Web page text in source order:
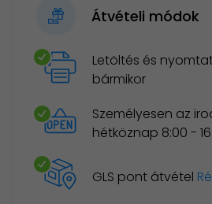
Átvételi módok
Letöltés és
bármikor
Személyesen az
hétköznap 8:00 -
GLS pont átvétel